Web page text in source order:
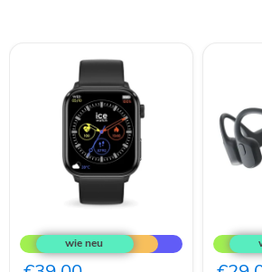
Watch
-
ICE